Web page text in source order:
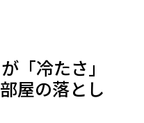
「冷たさ」
屋の落とし